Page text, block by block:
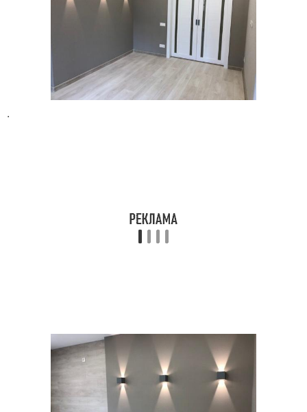
.